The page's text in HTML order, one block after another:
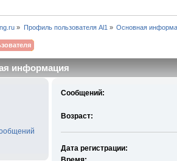
» Профиль пользователя Al1 » Основная
информация
Сообщений:
Возраст:
Дата регистрации: